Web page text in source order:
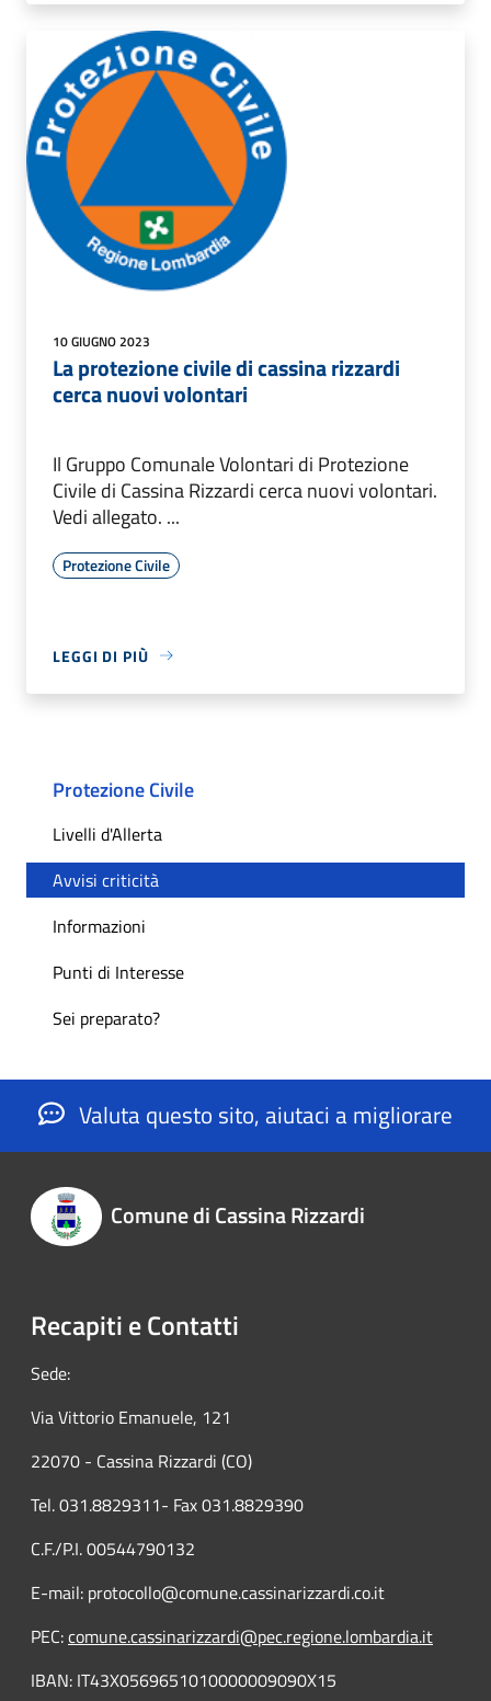
10 GIUGNO 2023
La protezione civile di cassina rizzardi
cerca nuovi volontari
Il Gruppo Comunale Volontari di Protezione
Civile di Cassina Rizzardi cerca nuovi volontari.
Vedi allegato. ...
Protezione Civile
LEGGI DI PIÙ
Protezione Civile
Livelli d'Allerta
Avvisi criticità
Informazioni
Punti di Interesse
Sei preparato?
Valuta questo sito, aiutaci a migliorare
Comune di Cassina Rizzardi
Recapiti e Contatti
Sede:
Via Vittorio Emanuele, 121
22070 - Cassina Rizzardi (CO)
Tel. 031.8829311- Fax 031.8829390
C.F./P.I. 00544790132
E-mail: protocollo@comune.cassinarizzardi.co.it
PEC:comune.cassinarizzardi@pec.regione.lombardia.it
IBAN: IT43X0569651010000009090X15